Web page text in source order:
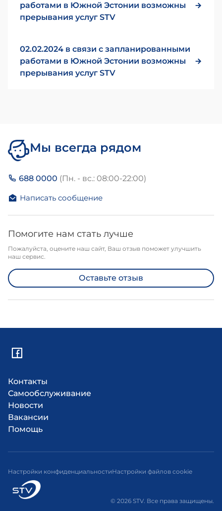
работами в Южной Эстонии возможны
прерывания услуг STV
02.02.2024 в связи с запланированными
работами в Южной Эстонии возможны
прерывания услуг STV
Мы всегда рядом
688 0000 (Пн. - вс.: 08:00-22:00)
Написать сообщение
Помогите нам стать лучше
Пожалуйста, оцените наш сайт, Ваш отзыв поможет улучшить
наш сервис.
Оставьте отзыв
Контакты
Самообслуживание
Новости
Вакансии
Помощь
Настройки конфиденциальностиНастройки файлов cookie
© 2026 STV. Все права защищены.